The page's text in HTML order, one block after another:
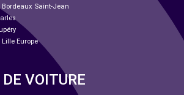
Saint-Jean
Europe
VOITURE